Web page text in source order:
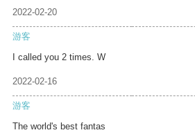
2022-02-20
游客
I called you 2 times. W
2022-02-16
游客
The world's best fantas